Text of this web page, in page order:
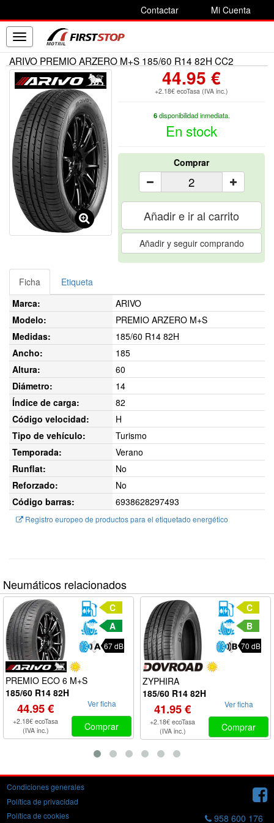
Contactar Mi Cuenta
Toggle
navigation
ARIVO PREMIO ARZERO M+S 185/60 R14 82H CC2
44.95 €
+2.18€ ecoTasa (IVA inc.)
6disponibilidad inmediata.
En stock
Comprar
Añadir e ir al carrito
Añadir y seguir comprando
Ficha
Etiqueta
Marca:
ARIVO
Modelo:
PREMIO ARZERO M+S
Medidas:
185/60 R14 82H
Ancho:
185
Altura:
60
Diámetro:
14
Índice de carga:
82
Código velocidad:
H
Tipo de vehículo:
Turismo
Temporada:
Verano
Runflat:
No
Reforzado:
No
Código barras:
6938628297493
Registro europeo de productos para el etiquetado energético
Neumáticos relacionados
C
A
67 dB
PREMIO ECO 6 M+S
185/60 R14 82H
44.95 €
+2.18€ ecoTasa
(IVA inc.)
Ver ficha
Comprar
C
B
70 dB
ZYPHIRA
185/60 R14 82H
41.95 €
+2.18€ ecoTasa
(IVA inc.)
Ver ficha
Comprar
Condiciones generales
Política de privacidad
Política de cookies
958 600 176